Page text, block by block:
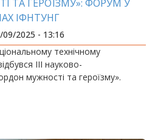
ТА ГЕРОЇЗМУ»: ФОРУМ У
ІФНТУНГ
2025 - 13:16
технічному
ІІІ науково-
мужності та героїзму».